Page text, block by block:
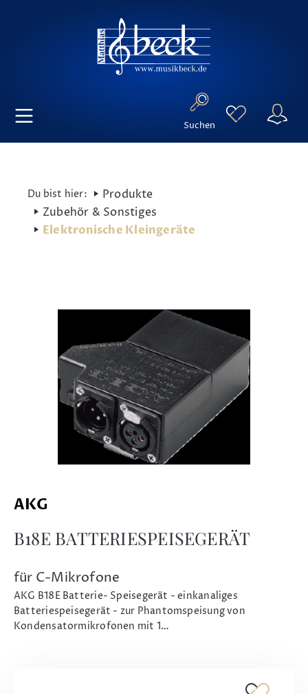
Suchen
Produkte
Zubehör & Sonstiges
Elektronische Kleingeräte
AKG
B18E BATTERIESPEISEGERÄT
für C-Mikrofone
AKG B18E Batterie- Speisegerät - einkanaliges
Batteriespeisegerät - zur Phantomspeisung von
Kondensatormikrofonen mit 1…